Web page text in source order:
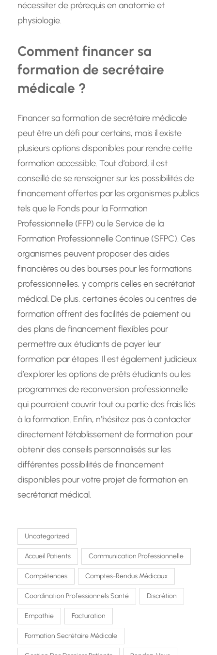
nécessiter de prérequis en anatomie et
physiologie.
Comment financer sa
formation de secrétaire
médicale ?
Financer sa formation de secrétaire médicale
peut être un défi pour certains, mais il existe
plusieurs options disponibles pour rendre cette
formation accessible. Tout d’abord, il est
conseillé de se renseigner sur les possibilités de
financement offertes par les organismes publics
tels que le Fonds pour la Formation
Professionnelle (FFP) ou le Service de la
Formation Professionnelle Continue (SFPC). Ces
organismes peuvent proposer des aides
financières ou des bourses pour les formations
professionnelles, y compris celles en secrétariat
médical. De plus, certaines écoles ou centres de
formation offrent des facilités de paiement ou
des plans de financement flexibles pour
permettre aux étudiants de payer leur
formation par étapes. Il est également judicieux
d’explorer les options de prêts étudiants ou les
programmes de reconversion professionnelle
qui pourraient couvrir tout ou partie des frais liés
à la formation. Enfin, n’hésitez pas à contacter
directement l’établissement de formation pour
obtenir des conseils personnalisés sur les
différentes possibilités de financement
disponibles pour votre projet de formation en
secrétariat médical.
Uncategorized
Accueil Patients Communication Professionnelle
Compétences Comptes-Rendus Médicaux
Coordination Professionnels Santé Discrétion
Empathie Facturation
Formation Secrétaire Médicale